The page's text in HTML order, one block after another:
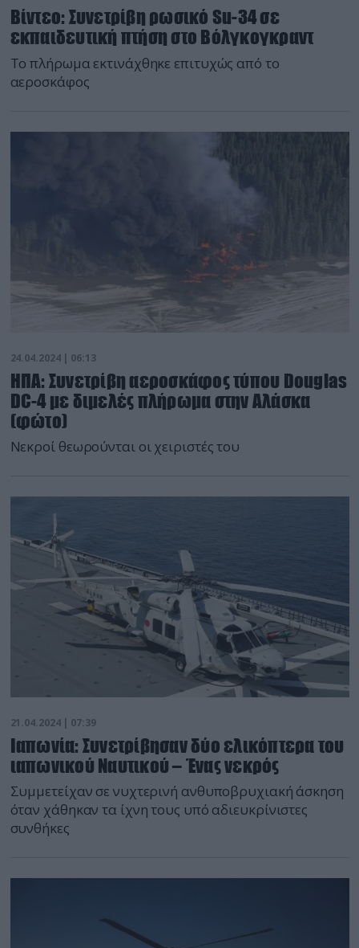
Βίντεο: Συνετρίβη ρωσικό Su-34 σε
εκπαιδευτική πτήση στο Βόλγκογκραντ
Το πλήρωμα εκτινάχθηκε επιτυχώς από το
αεροσκάφος
24.04.2024 | 06:13
ΗΠΑ: Συνετρίβη αεροσκάφος τύπου Douglas
DC-4 με διμελές πλήρωμα στην Αλάσκα
(φώτο)
Νεκροί θεωρούνται οι χειριστές του
21.04.2024 | 07:39
Ιαπωνία: Συνετρίβησαν δύο ελικόπτερα του
ιαπωνικού Ναυτικού – Ένας νεκρός
Συμμετείχαν σε νυχτερινή ανθυποβρυχιακή άσκηση
όταν χάθηκαν τα ίχνη τους υπό αδιευκρίνιστες
συνθήκες